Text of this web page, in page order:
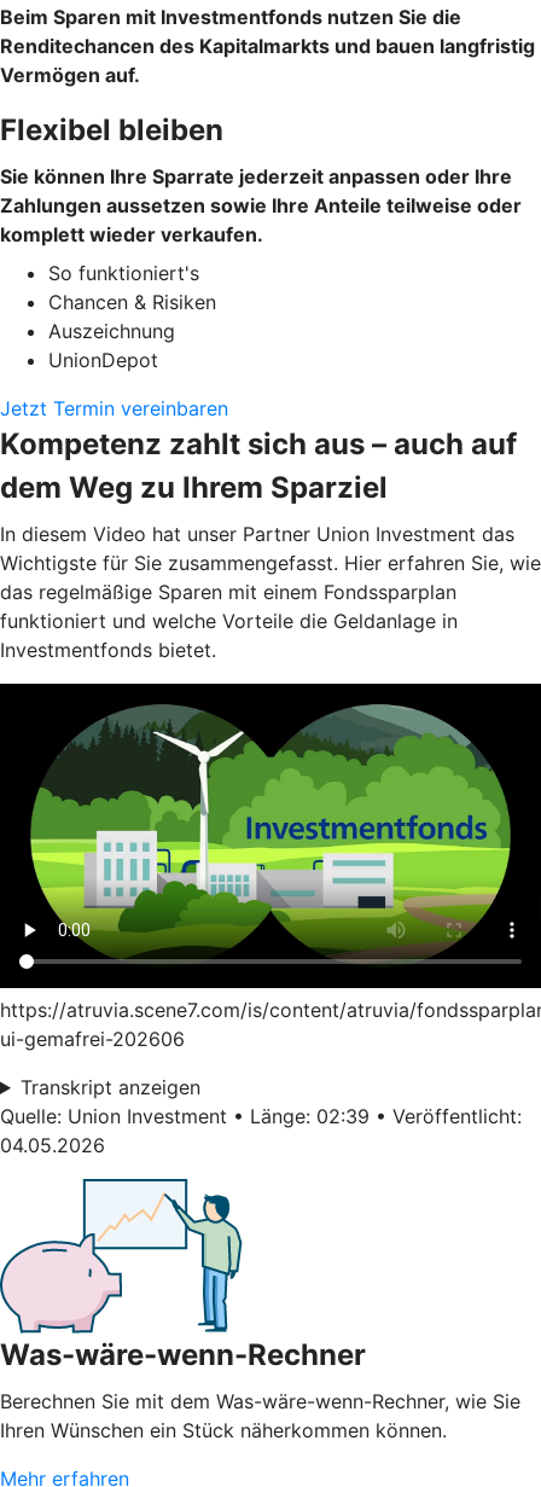
Beim Sparen mit Investmentfonds nutzen Sie die
Renditechancen des Kapitalmarkts und bauen langfristig
Vermögen auf.
Flexibel bleiben
Sie können Ihre Sparrate jederzeit anpassen oder Ihre
Zahlungen aussetzen sowie Ihre Anteile teilweise oder
komplett wieder verkaufen.
So funktioniert's
Chancen & Risiken
Auszeichnung
UnionDepot
Jetzt Termin vereinbaren
Kompetenz zahlt sich aus – auch auf
dem Weg zu Ihrem Sparziel
In diesem Video hat unser Partner Union Investment das
Wichtigste für Sie zusammengefasst. Hier erfahren Sie, wie
das regelmäßige Sparen mit einem Fondssparplan
funktioniert und welche Vorteile die Geldanlage in
Investmentfonds bietet.
https://atruvia.scene7.com/is/content/atruvia/
ui-gemafrei-202606
Transkript anzeigen
Quelle: Union Investment • Länge: 02:39 • Veröffentlicht:
04.05.2026
Was-wäre-wenn-Rechner
Berechnen Sie mit dem Was-wäre-wenn-Rechner, wie Sie
Ihren Wünschen ein Stück näherkommen können.
Mehr erfahren